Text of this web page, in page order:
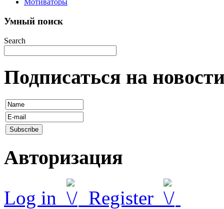
Мотиваторы
Умный поиск
Search
Подписаться на
Авторизация
Log in Register